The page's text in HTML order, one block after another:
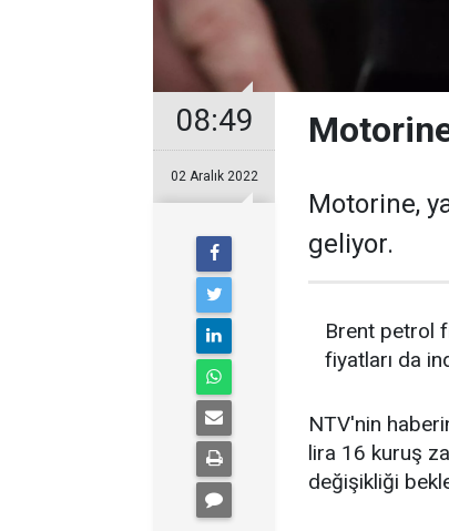
08:49
02 Aralık 2022
Motorine,
geliyor.
Brent petrol
fiyatları da
NTV'nin
lira 16 kuruş
değişikliği